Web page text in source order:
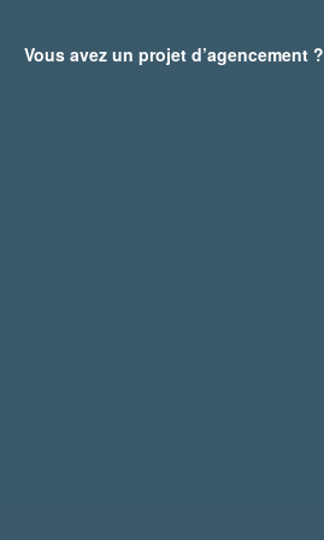
Vous avez un projet d’agencement ?